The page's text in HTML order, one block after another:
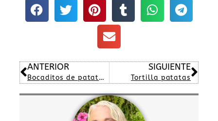
Ant
ANTERIOR
Bocaditos de patatas con beicón
SIGUIENTE
Tortilla patatas